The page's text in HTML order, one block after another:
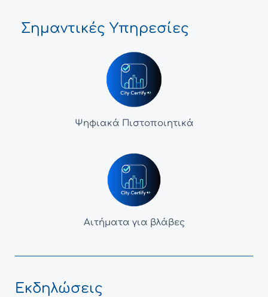
Σημαντικές Υπηρεσίες
Ψηφιακά Πιστοποιητικά
Αιτήματα για βλάβες
Εκδηλώσεις